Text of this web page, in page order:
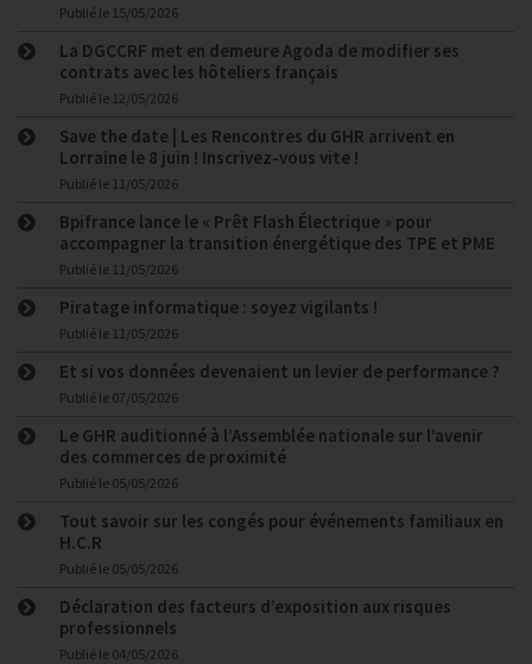
Publié le 15/05/2026
La DGCCRF met en demeure Agoda de modifier ses
contrats avec les hôteliers français
Publié le 12/05/2026
Save the date | Les Rencontres du GHR arrivent en
Lorraine le 8 juin ! Inscrivez-vous vite !
Publié le 11/05/2026
Bpifrance lance le « Prêt Flash Électrique » pour
accompagner la transition énergétique des TPE et PME
Publié le 11/05/2026
Piratage informatique : soyez vigilants !
Publié le 11/05/2026
Et si vos données devenaient un levier de performance ?
Publié le 07/05/2026
Le GHR auditionné à l’Assemblée nationale sur l’avenir
des commerces de proximité
Publié le 05/05/2026
Tout savoir sur les congés pour événements familiaux en
H.C.R
Publié le 05/05/2026
Déclaration des facteurs d’exposition aux risques
professionnels
Publié le 04/05/2026